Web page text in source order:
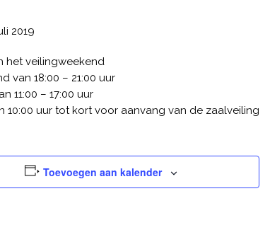
2019
het veilingweekend
van 18:00 – 21:00 uur
11:00 – 17:00 uur
10:00 uur tot kort voor aanvang van de zaalveiling
Toevoegen aan kalender